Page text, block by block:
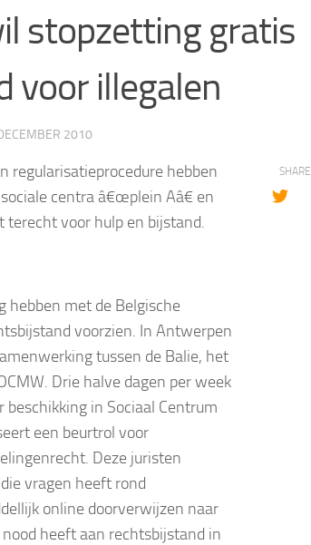
stopzetting gratis
voor illegalen
2010
regularisatieprocedure hebben
centra â€œplein Aâ€ en
terecht voor hulp en bijstand.
hebben met de Belgische
voorzien. In Antwerpen
tussen de Balie, het
Drie halve dagen per week
in Sociaal Centrum
een beurtrol voor
Deze juristen
vragen heeft rond
online doorverwijzen naar
heeft aan rechtsbijstand in
SHARE